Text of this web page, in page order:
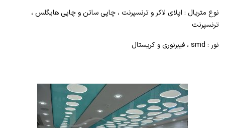
نوع متریال : اپلای لاکر و ترنسپرنت ، چاپی ساتن و چاپی هایگلس ،
ترنسپرنت
نور : smd ، فیبرنوری و کریستال